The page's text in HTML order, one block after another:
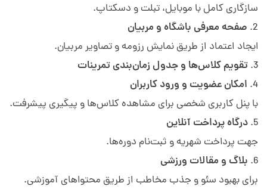
سازگاری کامل با موبایل، تبلت و دسکتاپ.
صفحه معرفی باشگاه و مربیان
ایجاد اعتماد از طریق نمایش رزومه و تصاویر مربیان.
تقویم کلاس‌ها و جدول زمان‌بندی تمرینات
امکان عضویت و ورود کاربران
با پنل کاربری شخصی برای مشاهده کلاس‌ها و پیگیری پیشرفت.
درگاه پرداخت آنلاین
جهت پرداخت شهریه و ثبت‌نام دوره‌ها.
بلاگ و مقالات ورزشی
برای بهبود سئو و جذب مخاطب از طریق محتواهای آموزشی.